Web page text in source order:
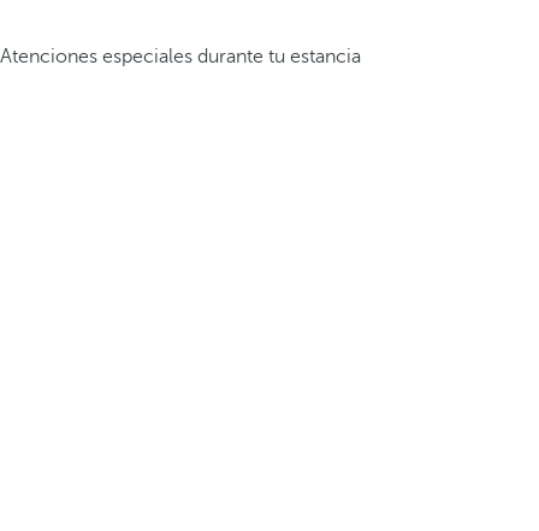
Atenciones especiales durante tu estancia